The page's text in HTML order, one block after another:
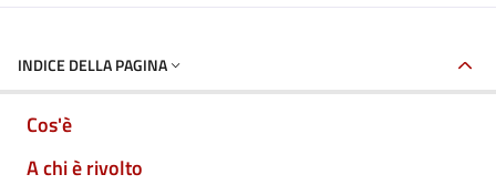
INDICE DELLA PAGINA
Cos'è
A chi è rivolto